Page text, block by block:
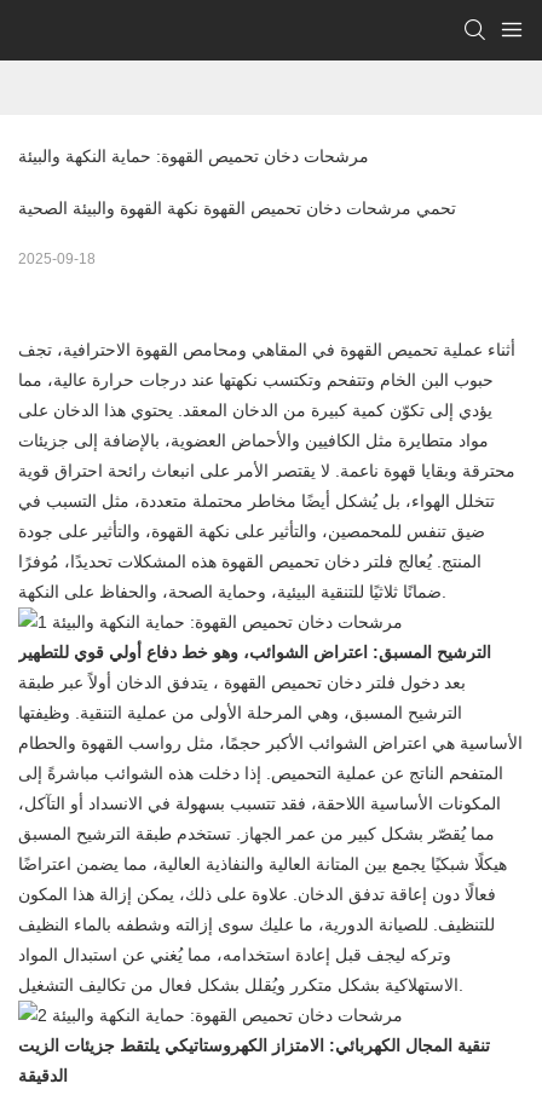
مرشحات دخان تحميص القهوة: حماية النكهة والبيئة
تحمي مرشحات دخان تحميص القهوة نكهة القهوة والبيئة الصحية
2025-09-18
أثناء عملية تحميص القهوة في المقاهي ومحامص القهوة الاحترافية، تجف
حبوب البن الخام وتتفحم وتكتسب نكهتها عند درجات حرارة عالية، مما
يؤدي إلى تكوّن كمية كبيرة من الدخان المعقد. يحتوي هذا الدخان على
مواد متطايرة مثل الكافيين والأحماض العضوية، بالإضافة إلى جزيئات
محترقة وبقايا قهوة ناعمة. لا يقتصر الأمر على انبعاث رائحة احتراق قوية
تتخلل الهواء، بل يُشكل أيضًا مخاطر محتملة متعددة، مثل التسبب في
ضيق تنفس للمحمصين، والتأثير على نكهة القهوة، والتأثير على جودة
المنتج. يُعالج فلتر دخان تحميص القهوة هذه المشكلات تحديدًا، مُوفرًا
ضمانًا ثلاثيًا للتنقية البيئية، وحماية الصحة، والحفاظ على النكهة.
الترشيح المسبق: اعتراض الشوائب، وهو خط دفاع أولي قوي للتطهير
بعد دخول فلتر دخان تحميص القهوة ، يتدفق الدخان أولاً عبر طبقة
الترشيح المسبق، وهي المرحلة الأولى من عملية التنقية. وظيفتها
الأساسية هي اعتراض الشوائب الأكبر حجمًا، مثل رواسب القهوة والحطام
المتفحم الناتج عن عملية التحميص. إذا دخلت هذه الشوائب مباشرةً إلى
المكونات الأساسية اللاحقة، فقد تتسبب بسهولة في الانسداد أو التآكل،
مما يُقصّر بشكل كبير من عمر الجهاز. تستخدم طبقة الترشيح المسبق
هيكلًا شبكيًا يجمع بين المتانة العالية والنفاذية العالية، مما يضمن اعتراضًا
فعالًا دون إعاقة تدفق الدخان. علاوة على ذلك، يمكن إزالة هذا المكون
للتنظيف. للصيانة الدورية، ما عليك سوى إزالته وشطفه بالماء النظيف
وتركه ليجف قبل إعادة استخدامه، مما يُغني عن استبدال المواد
الاستهلاكية بشكل متكرر ويُقلل بشكل فعال من تكاليف التشغيل.
تنقية المجال الكهربائي: الامتزاز الكهروستاتيكي يلتقط جزيئات الزيت
الدقيقة